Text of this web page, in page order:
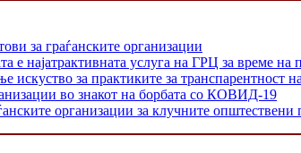
за граѓанските организации
е најатрактивната услуга на ГРЦ за време на
искуство за практиките за транспарентност
во знакот на борбата со КОВИД-19
организации за клучните општествени